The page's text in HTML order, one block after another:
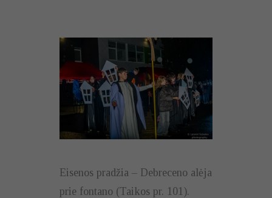
Eisenos pradžia – Debreceno alėja
prie fontano (Taikos pr. 101).